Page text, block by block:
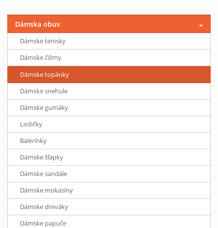
Dámska obuv
Dámske tenisky
Dámske čižmy
Dámske topánky
Dámske snehule
Dámske gumáky
Lodičky
Balerínky
Dámske šľapky
Dámske sandále
Dámske mokasíny
Dámske dreváky
Dámske papuče